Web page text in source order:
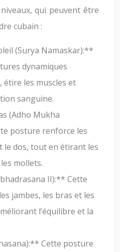
qui peuvent être
cubain :
(Surya Namaskar):**
dynamiques
étire les muscles et
sanguine.
(Adho Mukha
posture renforce les
le dos, tout en étirant les
mollets.
II):** Cette
jambes, les bras et les
l’équilibre et la
Cette posture